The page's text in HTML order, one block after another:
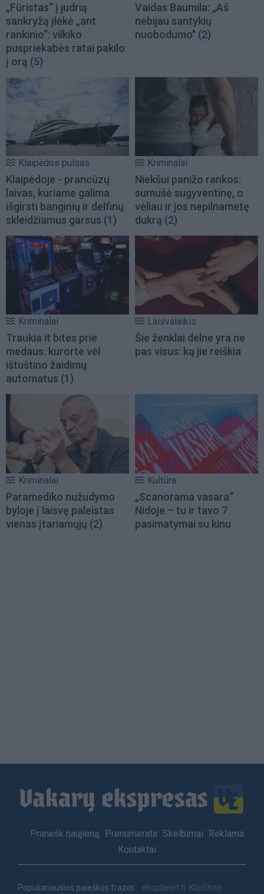
„Fūristas“ į judrią
sankryžą įlėkė „ant
rankinio“: vilkiko
puspriekabės ratai pakilo
į orą (5)
Vaidas Baumila: „Aš
nebijau santykių
nuobodumo" (2)
Klaipėdos pulsas
Klaipėdoje - prancūzų
laivas, kuriame galima
išgirsti banginių ir delfinų
skleidžiamus garsus (1)
Kriminalai
Niekšui panižo rankos:
sumušė sugyventinę, o
vėliau ir jos nepilnametę
dukrą (2)
Kriminalai
Traukia it bites prie
medaus: kurorte vėl
ištuštino žaidimų
automatus (1)
Laisvalaikis
Šie ženklai delne yra ne
pas visus: ką jie reiškia
Kriminalai
Paramediko nužudymo
byloje į laisvę paleistas
vienas įtariamųjų (2)
Kultūra
„Scanorama vasara“
Nidoje – tu ir tavo 7
pasimatymai su kinu
Footer
Pranešk naujieną Prenumerata Skelbimai
Reklama
Kontaktai
Populiariausios paieškos frazės: ekoplanet.lt KlipShop